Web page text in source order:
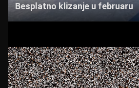
Besplatno klizanje u februaru